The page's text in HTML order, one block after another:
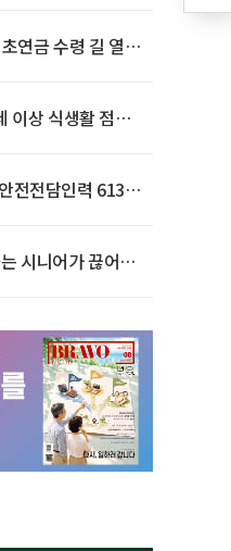
연금 수령 길 열린
이상 식생활 점수
전전담인력 613명
시니어가 끊어야